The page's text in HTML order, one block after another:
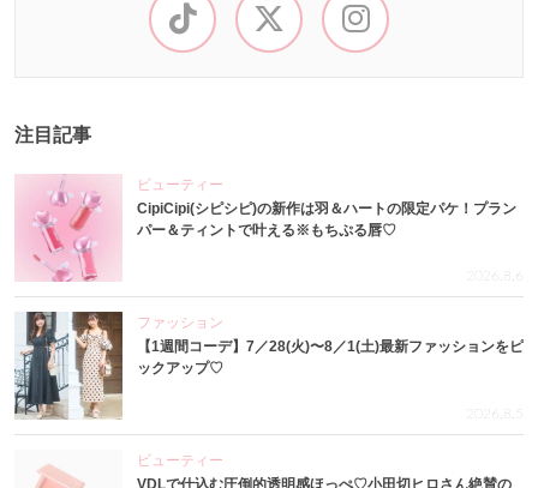
注目記事
ビューティー
CipiCipi(シピシピ)の新作は羽＆ハートの限定パケ！プラン
パー＆ティントで叶える※もちぷる唇♡
2026.8.6
ファッション
【1週間コーデ】7／28(火)〜8／1(土)最新ファッションをピ
ックアップ♡
2026.8.5
ビューティー
VDLで仕込む圧倒的透明感ほっぺ♡小田切ヒロさん絶賛の